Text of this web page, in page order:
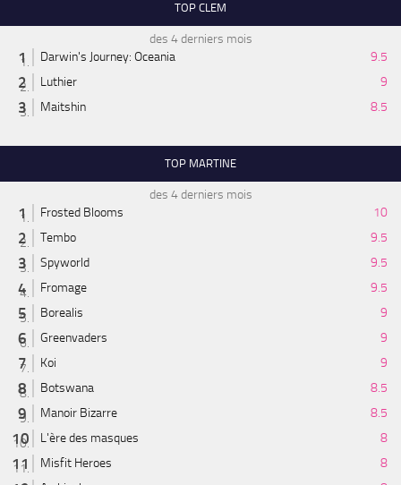
TOP CLEM
des 4 derniers mois
Darwin's Journey: Oceania
9.5
Luthier
9
Maitshin
8.5
TOP MARTINE
des 4 derniers mois
Frosted Blooms
10
Tembo
9.5
Spyworld
9.5
Fromage
9.5
Borealis
9
Greenvaders
9
Koi
9
Botswana
8.5
Manoir Bizarre
8.5
L'ère des masques
8
Misfit Heroes
8